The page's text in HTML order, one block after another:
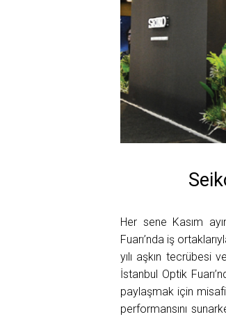
Her sene Kasım
Fuarı’nda iş
yılı aşkın
İstanbul Optik
paylaşmak için
performansını